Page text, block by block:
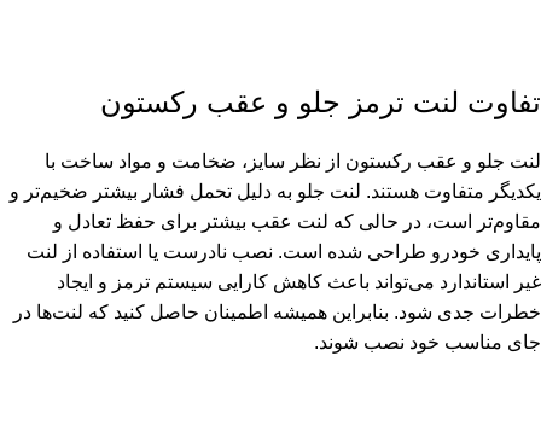
تفاوت لنت ترمز جلو و عقب رکستون
لنت جلو و عقب رکستون از نظر سایز، ضخامت و مواد ساخت با
یکدیگر متفاوت هستند. لنت جلو به دلیل تحمل فشار بیشتر ضخیم‌تر و
مقاوم‌تر است، در حالی که لنت عقب بیشتر برای حفظ تعادل و
پایداری خودرو طراحی شده است. نصب نادرست یا استفاده از لنت
غیر استاندارد می‌تواند باعث کاهش کارایی سیستم ترمز و ایجاد
خطرات جدی شود. بنابراین همیشه اطمینان حاصل کنید که لنت‌ها در
جای مناسب خود نصب شوند.